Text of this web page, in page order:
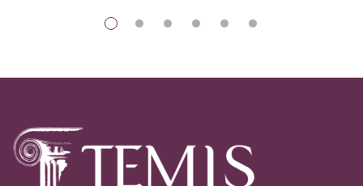
$64,01.$44,81.